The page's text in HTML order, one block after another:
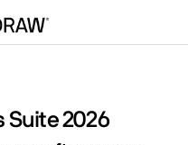
Suite 2026